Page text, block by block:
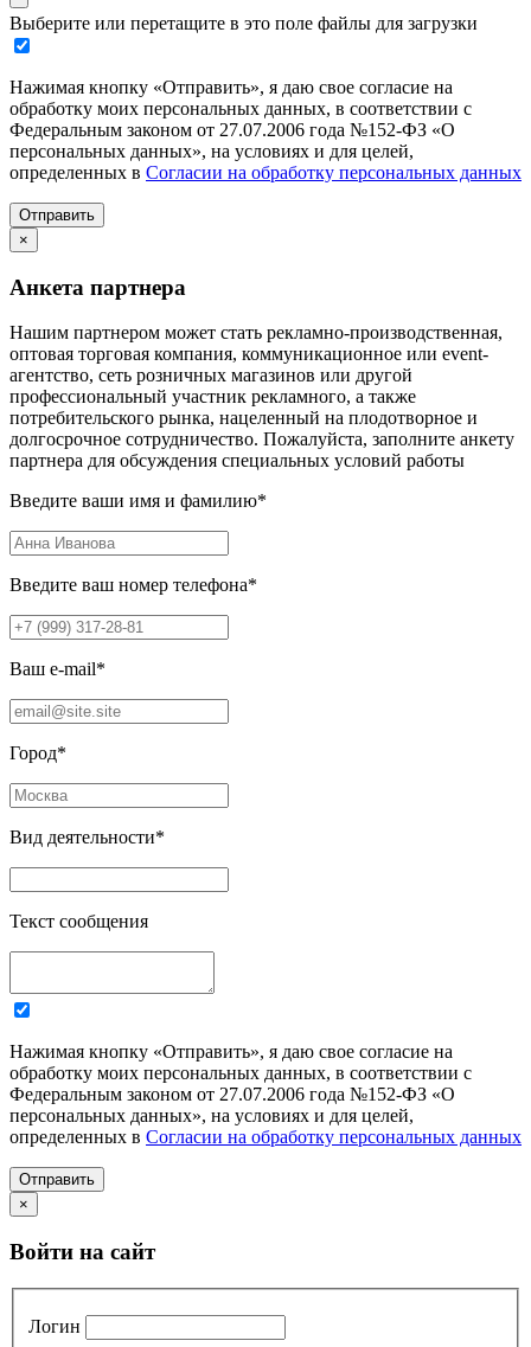
Выберите или перетащите в это поле файлы для загрузки
Нажимая кнопку «Отправить», я даю свое согласие на
обработку моих персональных данных, в соответствии с
Федеральным законом от 27.07.2006 года №152-ФЗ «О
персональных данных», на условиях и для целей,
определенных в Согласии на обработку персональных данных
Отправить
×
Анкета партнера
Нашим партнером может стать рекламно-производственная,
оптовая торговая компания, коммуникационное или event-
агентство, сеть розничных магазинов или другой
профессиональный участник рекламного, а также
потребительского рынка, нацеленный на плодотворное и
долгосрочное сотрудничество. Пожалуйста, заполните анкету
партнера для обсуждения специальных условий работы
Введите ваши имя и фамилию*
Введите ваш номер телефона*
Ваш e-mail*
Город*
Вид деятельности*
Текст сообщения
Нажимая кнопку «Отправить», я даю свое согласие на
обработку моих персональных данных, в соответствии с
Федеральным законом от 27.07.2006 года №152-ФЗ «О
персональных данных», на условиях и для целей,
определенных в Согласии на обработку персональных данных
Отправить
×
Войти на сайт
Логин